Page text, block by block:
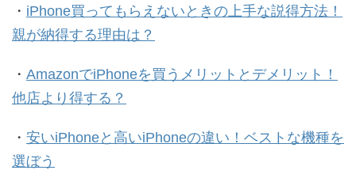
・ iPhone買ってもらえないときの上手な説得方法！
親が納得する理由は？
・ AmazonでiPhoneを買うメリットとデメリット！
他店より得する？
・ 安いiPhoneと高いiPhoneの違い！ベストな機種を
選ぼう